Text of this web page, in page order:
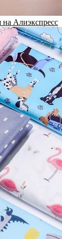
на Алиэкспресс